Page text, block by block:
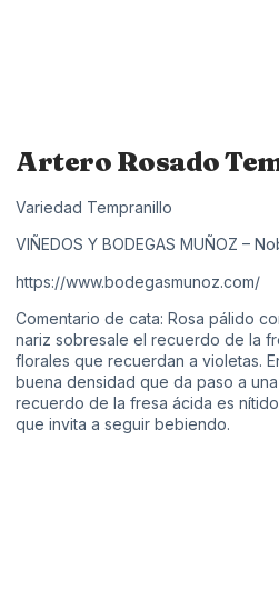
Artero Rosado
Variedad Tempranillo
VIÑEDOS Y BODEGAS MUÑOZ –
https://www.bodegasmunoz.com/
Comentario de cata: Rosa pálido
nariz sobresale el recuerdo de la
florales que recuerdan a violetas.
buena densidad que da paso a
recuerdo de la fresa ácida es
que invita a seguir bebiendo.